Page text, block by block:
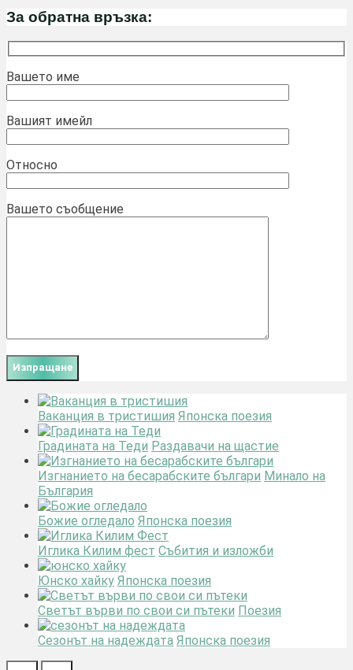
За обратна връзка:
Вашето име
Вашият имейл
Относно
Вашето съобщение
Ваканция в тристишия Японска поезия
Градината на Теди Раздавачи на щастие
Изгнанието на бесарабските българи Минало на
България
Божие огледало Японска поезия
Иглика Килим фест Събития и изложби
Юнско хайку Японска поезия
Светът върви по свои си пътеки Поезия
Сезонът на надеждата Японска поезия